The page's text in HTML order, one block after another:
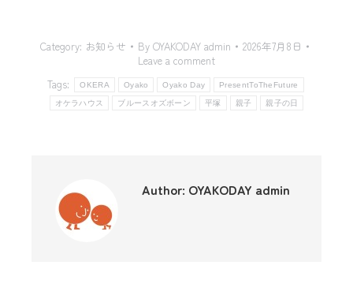
Category: お知らせ By OYAKODAY admin
2026年7月8日
Leave a comment
Tags:
OKERA Oyako Oyako Day PresentToTheFuture
オケラハウス ブルースオズボーン 平塚 親子 親子の日
Author: OYAKODAY admin